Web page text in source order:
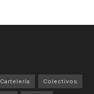
Cartelería Colectivos